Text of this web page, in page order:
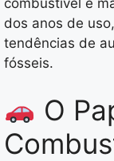
dos anos de
tendências de
fósseis.
O